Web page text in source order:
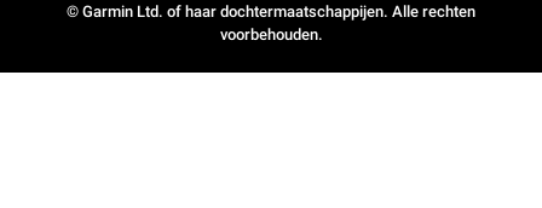
© Garmin Ltd. of haar dochtermaatschappijen. Alle rechten
voorbehouden.